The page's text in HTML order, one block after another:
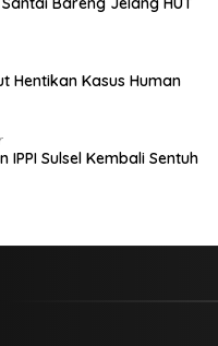
Hentikan Kasus Human
IPPI Sulsel Kembali Sentuh